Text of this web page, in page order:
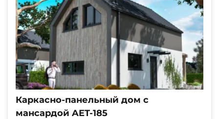
Каркасно-панельный дом с
мансардой AET-185